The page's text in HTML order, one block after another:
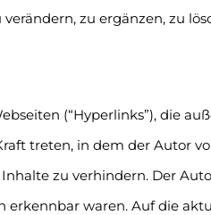
zu ergänzen, zu
(“Hyperlinks”), die
treten, in dem der Autor
zu verhindern. Der
waren. Auf die